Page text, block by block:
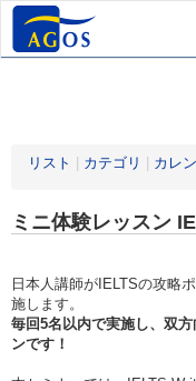
リスト カテゴリ カレ
ミニ体験レッスン
日本人講師がIELTSの攻略
施します。
毎回5名以内で実施し、双
ンです！